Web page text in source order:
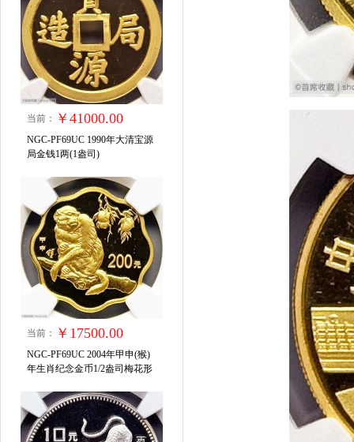
当前： ￥41000.00
NGC-PF69UC 1990年大清宝源
局金钱1两(1盎司)
当前： ￥17500.00
NGC-PF69UC 2004年甲申(猴)
年生肖纪念金币1/2盎司梅花形